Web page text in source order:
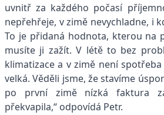
uvnitř za každého počasí
nepřehřeje, v zimě nevychladne, i
To je přidaná hodnota, kterou na
musíte ji zažít. V létě to bez
klimatizace a v zimě není
velká. Věděli jsme, že stavíme
po první zimě nízká faktura
překvapila,“ odpovídá Petr.